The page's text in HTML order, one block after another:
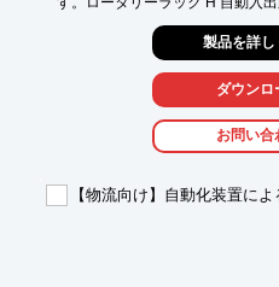
し、高速入出庫と省スペース化
【活用シーン】
・倉庫内での商品保管
・ピッキング作業の効率化
・仕分け作業の迅速化
・保管スペースの有効活用
製品を詳し
ダウンロ
お問い合
【物流向け】自動化装置に